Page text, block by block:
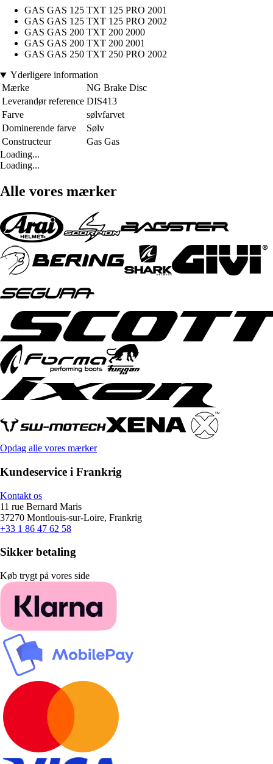
GAS GAS 125 TXT 125 PRO 2001
GAS GAS 125 TXT 125 PRO 2002
GAS GAS 200 TXT 200 2000
GAS GAS 200 TXT 200 2001
GAS GAS 250 TXT 250 PRO 2002
Yderligere information
Mærke
NG Brake Disc
Leverandør reference DIS413
Farve
sølvfarvet
Dominerende farve
Sølv
Constructeur
Gas Gas
Loading...
Loading...
Alle vores mærker
Opdag alle vores mærker
Kundeservice i Frankrig
Kontakt os
11 rue Bernard Maris
37270 Montlouis-sur-Loire, Frankrig
+33 1 86 47 62 58
Sikker betaling
Køb trygt på vores side